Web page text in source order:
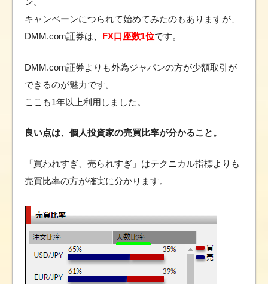
キャンペーンにつられて始めてみたのもありますが、
DMM.com証券は、 FX口座数1位です。
DMM.com証券よりも外為ジャパンの方が少額取引が
できるのが魅力です。
ここも1年以上利用しました。
良い点は、個人投資家の売買比率が分かること。
「買われすぎ、売られすぎ」はテクニカル指標よりも
売買比率の方が確実に分かります。